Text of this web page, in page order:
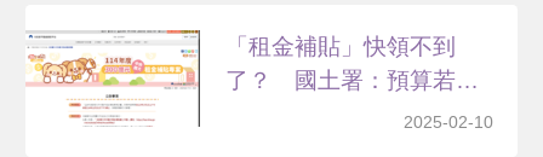
「租金補貼」快領不到
了？ 國土署：預算若不
2025-02-10